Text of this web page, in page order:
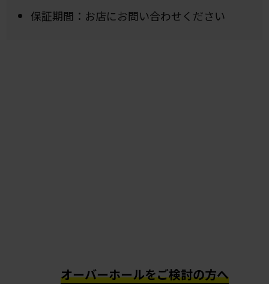
保証期間：お店にお問い合わせください
オーバーホールをご検討の方へ